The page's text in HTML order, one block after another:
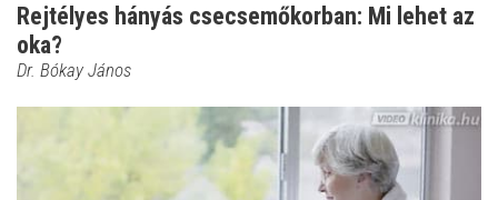
Rejtélyes hányás csecsemőkorban: Mi lehet az
oka?
Dr. Bókay János